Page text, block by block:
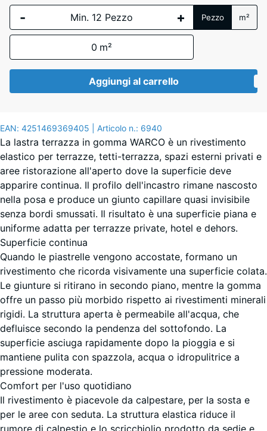
EAN: 4251469369405 | Articolo n.: 6940
La lastra terrazza in gomma WARCO è un rivestimento
elastico per terrazze, tetti-terrazza, spazi esterni privati e
aree ristorazione all'aperto dove la superficie deve
apparire continua. Il profilo dell'incastro rimane nascosto
nella posa e produce un giunto capillare quasi invisibile
senza bordi smussati. Il risultato è una superficie piana e
uniforme adatta per terrazze private, hotel e dehors.
Superficie continua
Quando le piastrelle vengono accostate, formano un
rivestimento che ricorda visivamente una superficie colata.
Le giunture si ritirano in secondo piano, mentre la gomma
offre un passo più morbido rispetto ai rivestimenti minerali
rigidi. La struttura aperta è permeabile all'acqua, che
defluisce secondo la pendenza del sottofondo. La
superficie asciuga rapidamente dopo la pioggia e si
mantiene pulita con spazzola, acqua o idropulitrice a
pressione moderata.
Comfort per l'uso quotidiano
Il rivestimento è piacevole da calpestare, per la sosta e
per le aree con seduta. La struttura elastica riduce il
rumore di calpestio e lo scricchiolio prodotto da sedie e
Atlantico
Granito
grigio
Lavanda
Prato
inglese
Rattan
Terracotta
- + Pezzo m²
0 m²
Aggiungi al carrello